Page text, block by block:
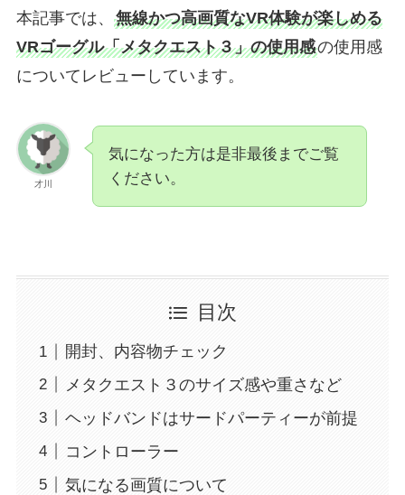
本記事では、 無線かつ高画質なVR体験が楽しめる
VRゴーグル「メタクエスト３」の使用感の使用感
についてレビューしています。
才川
気になった方は是非最後までご覧
ください。
目次
開封、内容物チェック
メタクエスト３のサイズ感や重さなど
ヘッドバンドはサードパーティーが前提
コントローラー
気になる画質について